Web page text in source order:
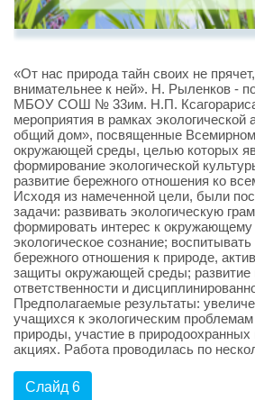
«От нас природа тайн своих не
внимательнее к ней». Н. Рыленков -
МБОУ СОШ № 33им. Н.П. Ксагорариса
мероприятия в рамках
общий дом», посвященные
окружающей среды, целью которых
формирование экологической
развитие бережного отношения ко
Исходя из намеченной цели, были
задачи: развивать экологическую
формировать интерес к окружающему
экологическое сознание;
бережного отношения к природе,
защиты окружающей среды; развитие
ответственности и
Предполагаемые результаты:
учащихся к экологическим
природы, участие в природоохранных
акциях. Работа проводилась по
Слайд 6